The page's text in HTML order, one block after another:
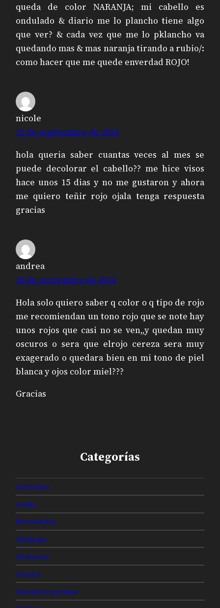
queda de color NARANJA; mi cabello es
ondulado & diario me lo plancho tiene algo
que ver? & cada vez que me lo pklancho va
quedando mas & mas naranja tirando a rubio/:
como hacer que me quede enverdad ROJO!
nicole
12 de septiembre de 2012
hola queria saber cuantas veces al mes se
puede decolorar el cabello?? me hice visos
hace unos 15 dias y no me gustaron y ahora
me quiero teñir rojo ojala tenga respuesta
gracias
andrea
18 de noviembre de 2013
Hola solo quiero saber q color o q tipo de rojo
me recomiendan un tono rojo que se note hay
unos rojos que casi no se ven,,y quedan muy
oscuros o sera que elrojo cereza sera muy
exagerado o quedara bien en mi tono de piel
blanca y ojos color miel???
Gracias
Categorías
Activismo
Audio
Borrachitos
Chilango
Chistosos
Comics
Cuentos y poemas